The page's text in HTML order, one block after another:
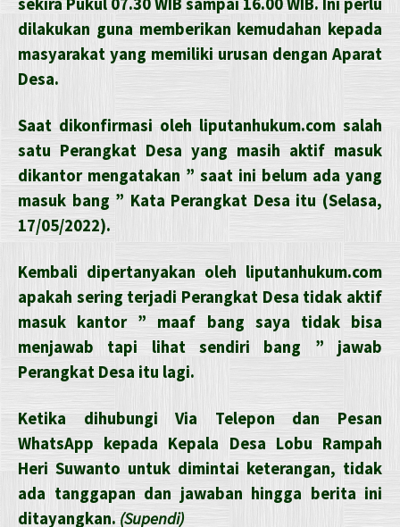
sekira Pukul 07.30 WIB sampai 16.00 WIB. Ini perlu
dilakukan guna memberikan kemudahan kepada
masyarakat yang memiliki urusan dengan Aparat
Desa.
Saat dikonfirmasi oleh liputanhukum.com salah
satu Perangkat Desa yang masih aktif masuk
dikantor mengatakan ” saat ini belum ada yang
masuk bang ” Kata Perangkat Desa itu (Selasa,
17/05/2022).
Kembali dipertanyakan oleh liputanhukum.com
apakah sering terjadi Perangkat Desa tidak aktif
masuk kantor ” maaf bang saya tidak bisa
menjawab tapi lihat sendiri bang ” jawab
Perangkat Desa itu lagi.
Ketika dihubungi Via Telepon dan Pesan
WhatsApp kepada Kepala Desa Lobu Rampah
Heri Suwanto untuk dimintai keterangan, tidak
ada tanggapan dan jawaban hingga berita ini
ditayangkan. (Supendi)